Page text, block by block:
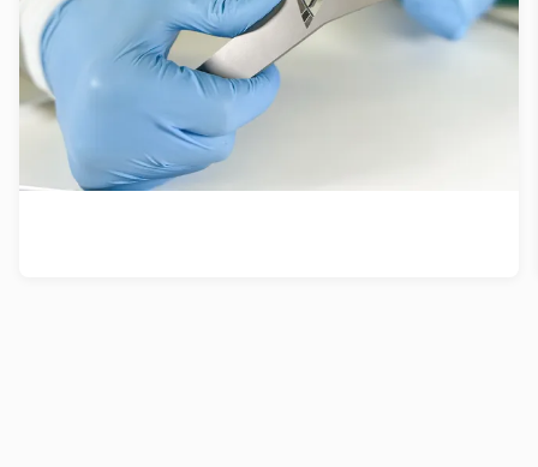
Révolution minimaliste pour une
précision chirurgicale